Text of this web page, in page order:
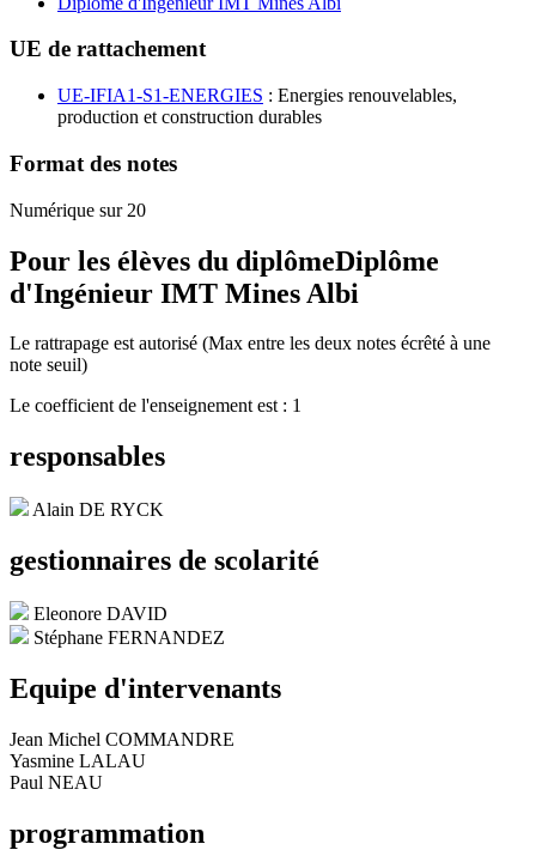
UE de rattachement
UE-IFIA1-S1-ENERGIES : Energies renouvelables,
production et construction durables
Format des notes
Numérique sur 20
Pour les élèves du diplômeDiplôme
d'Ingénieur IMT Mines Albi
Le rattrapage est autorisé (Max entre les deux notes écrêté à une
note seuil)
Le coefficient de l'enseignement est : 1
responsables
Alain DE RYCK
gestionnaires de scolarité
Eleonore DAVID
Stéphane FERNANDEZ
Equipe d'intervenants
Jean Michel COMMANDRE
Yasmine LALAU
Paul NEAU
programmation